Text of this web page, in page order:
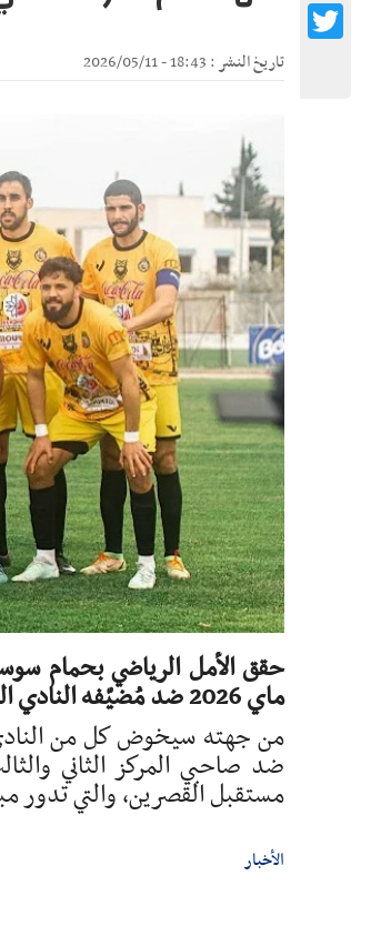
تاريخ النشر : 18:43 - 2026/05/11
ماي 2026 ضد مُضيّفه النادي الرياضي بحمام الأنف في الجولة الأخيرة من بطولة الرابطة المحترفة الثانية.
من جهته سيخوض كل من النادي
ضد صاحبي المركز الثاني
مستقبل القصرين، والتي تدور
الأخبار
Twitter